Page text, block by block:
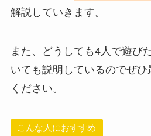
解説していきます。
また、どうしても4人で遊び
いても説明しているのでぜ
ください。
こんな人におすすめ